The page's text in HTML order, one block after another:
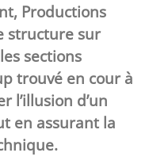
Productions
structure sur
sections
trouvé en cour à
l’illusion d’un
en assurant la